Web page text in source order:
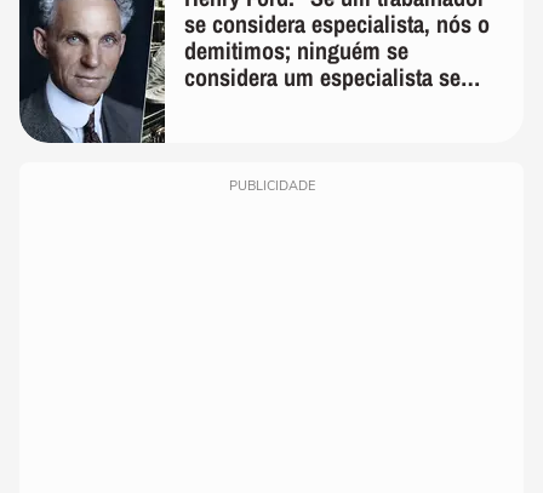
se considera especialista, nós o
demitimos; ninguém se
considera um especialista se
PUBLICIDADE